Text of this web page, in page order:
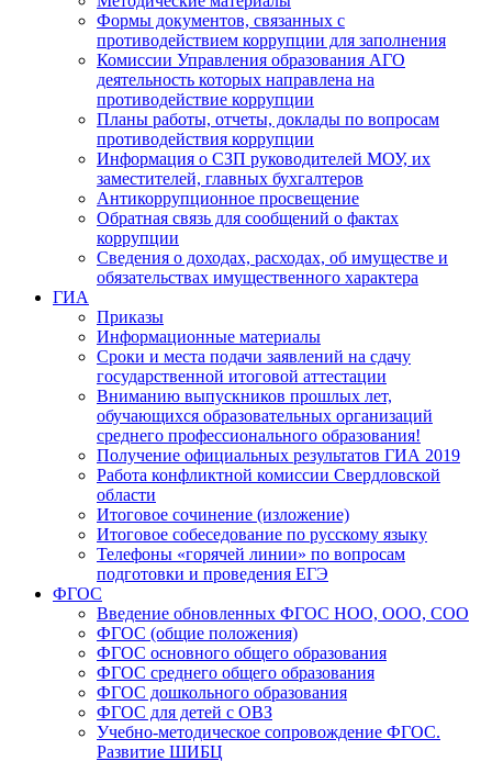
Формы документов, связанных с
противодействием коррупции для заполнения
Комиссии Управления образования АГО
деятельность которых направлена на
противодействие коррупции
Планы работы, отчеты, доклады по вопросам
противодействия коррупции
Информация о СЗП руководителей МОУ, их
заместителей, главных бухгалтеров
Антикоррупционное просвещение
Обратная связь для сообщений о фактах
коррупции
Сведения о доходах, расходах, об имуществе и
обязательствах имущественного характера
ГИА
Приказы
Информационные материалы
Сроки и места подачи заявлений на сдачу
государственной итоговой аттестации
Вниманию выпускников прошлых лет,
обучающихся образовательных организаций
среднего профессионального образования!
Получение официальных результатов ГИА 2019
Работа конфликтной комиссии Свердловской
области
Итоговое сочинение (изложение)
Итоговое собеседование по русскому языку
Телефоны «горячей линии» по вопросам
подготовки и проведения ЕГЭ
ФГОС
Введение обновленных ФГОС НОО, ООО, СОО
ФГОС (общие положения)
ФГОС основного общего образования
ФГОС среднего общего образования
ФГОС дошкольного образования
ФГОС для детей с ОВЗ
Учебно-методическое сопровождение ФГОС.
Развитие ШИБЦ